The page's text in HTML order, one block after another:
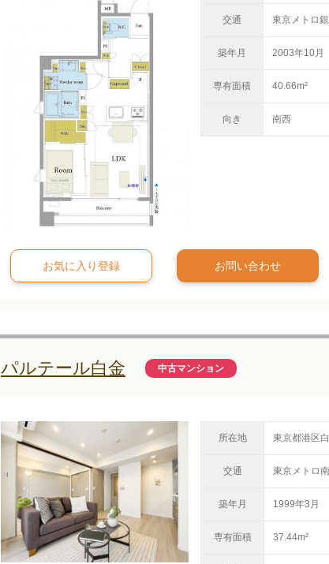
交通 東京メトロ
築年月 2003年10月
専有面積 40.66m²
向き 南西
お問い合わせ
パルテール白金 中古マンション
所在地 東京都港区
交通 東京メトロ
築年月 1999年3月
専有面積 37.44m²